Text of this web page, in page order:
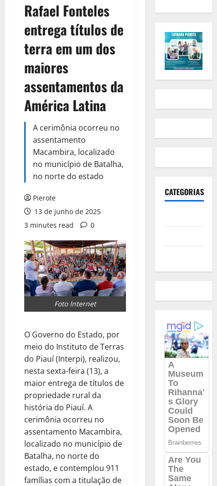
Rafael Fonteles
entrega títulos de
terra em um dos
maiores
assentamentos da
América Latina
A cerimônia ocorreu no
assentamento
Macambira, localizado
no município de Batalha,
no norte do estado
Pierote
13 de junho de 2025
3 minutes read
0
Foto Internet
O Governo do Estado, por
meio do Instituto de Terras
do Piauí (Interpi), realizou,
nesta sexta-feira (13), a
maior entrega de títulos de
propriedade rural da
história do Piauí. A
cerimônia ocorreu no
assentamento Macambira,
localizado no município de
Batalha, no norte do
estado, e contemplou 911
famílias com a titulação de
CATEGORIAS